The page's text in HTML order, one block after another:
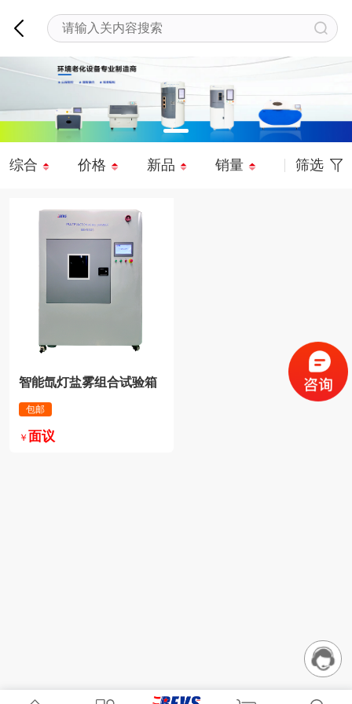
综合 价格 新品 销量 筛选
智能氙灯盐雾组合试验箱
包邮
￥ 面议